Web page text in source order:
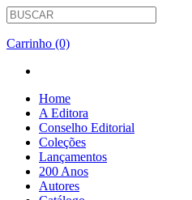
Carrinho (0)
Home
A Editora
Conselho Editorial
Coleções
Lançamentos
200 Anos
Autores